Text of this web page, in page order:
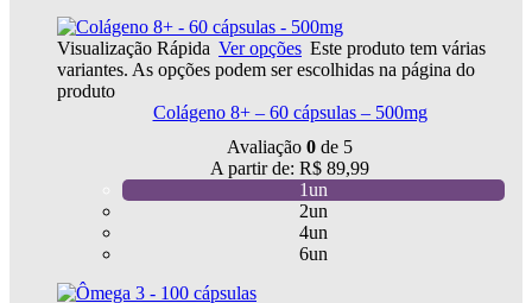
Visualização Rápida Ver opções Este produto tem várias
variantes. As opções podem ser escolhidas na página do
produto
Colágeno 8+ – 60 cápsulas – 500mg
Avaliação 0 de 5
A partir de: R$ 89,99
1un
2un
4un
6un